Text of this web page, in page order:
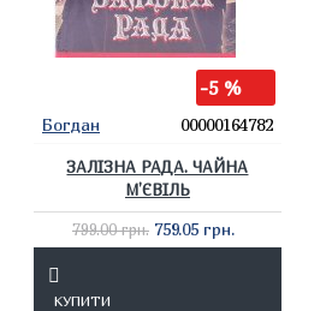
-5 %
Богдан 00000164782
ЗАЛІЗНА РАДА. ЧАЙНА
М’ЄВІЛЬ
799.00 грн. 759.05 грн.
КУПИТИ